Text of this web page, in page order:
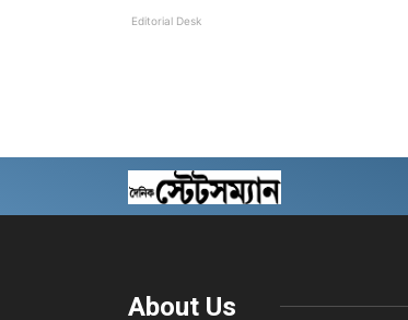
Editorial Desk
About Us